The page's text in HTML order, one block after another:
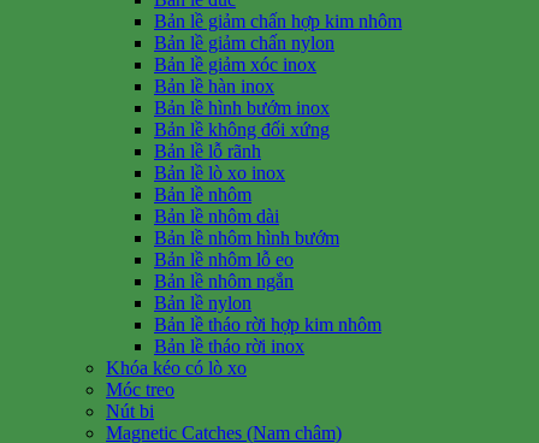
Bản lề giảm chấn hợp kim nhôm
Bản lề giảm chấn nylon
Bản lề giảm xóc inox
Bản lề hàn inox
Bản lề hình bướm inox
Bản lề không đối xứng
Bản lề lỗ rãnh
Bản lề lò xo inox
Bản lề nhôm
Bản lề nhôm dài
Bản lề nhôm hình bướm
Bản lề nhôm lỗ eo
Bản lề nhôm ngắn
Bản lề nylon
Bản lề tháo rời hợp kim nhôm
Bản lề tháo rời inox
Khóa kéo có lò xo
Móc treo
Nút bi
Magnetic Catches (Nam châm)